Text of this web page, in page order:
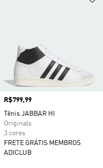
Preço
R$799,99
Tênis JABBAR HI
Originals
3 cores
FRETE GRÁTIS MEMBROS
ADICLUB